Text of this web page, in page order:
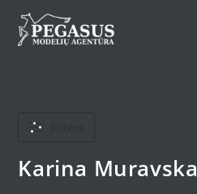
content
Karina Muravska